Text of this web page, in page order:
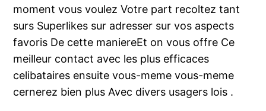
moment vous voulez Votre part recoltez tant
surs Superlikes sur adresser sur vos aspects
favoris De cette maniereEt on vous offre Ce
meilleur contact avec les plus efficaces
celibataires ensuite vous-meme vous-meme
cernerez bien plus Avec divers usagers lois .